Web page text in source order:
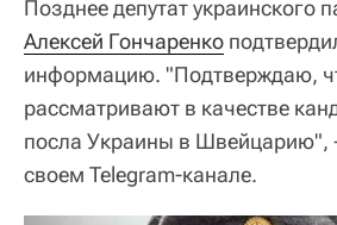
Позднее депутат украинского
Алексей Гончаренко
информацию. "Подтверждаю,
рассматривают в качестве
посла Украины в Швейцарию",
своем Telegram-канале.